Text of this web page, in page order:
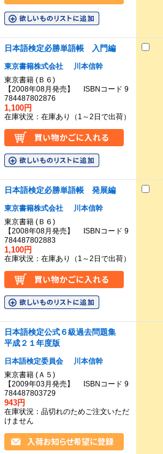
日本語検定必勝単語帳 入門編
東京書籍株式会社
川本信幹
東京書籍 (Ｂ６)
【2008年08月発売】 ISBNコード 9
784487802876
1,100円
在庫状況：在庫あり（1～2日で出荷）
日本語検定必勝単語帳 発展編
東京書籍株式会社
川本信幹
東京書籍 (Ｂ６)
【2008年08月発売】 ISBNコード 9
784487802883
1,100円
在庫状況：在庫あり（1～2日で出荷）
日本語検定公式６級過去問題集
平成２１年度版
日本語検定委員会
川本信幹
東京書籍 (Ａ５)
【2009年03月発売】 ISBNコード 9
784487803729
943円
在庫状況：品切れのためご注文いただ
けません